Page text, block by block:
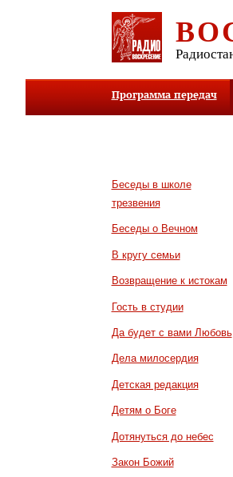
Программа передач
Беседы в школе
трезвения
Беседы о Вечном
В кругу семьи
Возвращение к истокам
Гость в студии
Да будет с вами Любовь
Дела милосердия
Детская редакция
Детям о Боге
Дотянуться до небес
Закон Божий